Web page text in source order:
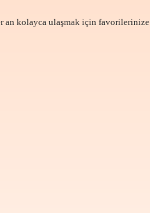
an kolayca ulaşmak için favorilerinize